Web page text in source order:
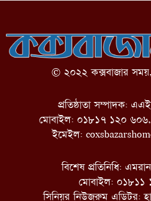
© ২০২২ কক্সবাজার সময়,
প্রতিষ্ঠাতা সম্পাদক:
মোবাইল: ০১৮১৭ ১২০
ইমেইল:
বিশেষ প্রতিনিধি:
মোবাইল: ০১৮১১
সিনিয়র নিউজরুম এডিটর: